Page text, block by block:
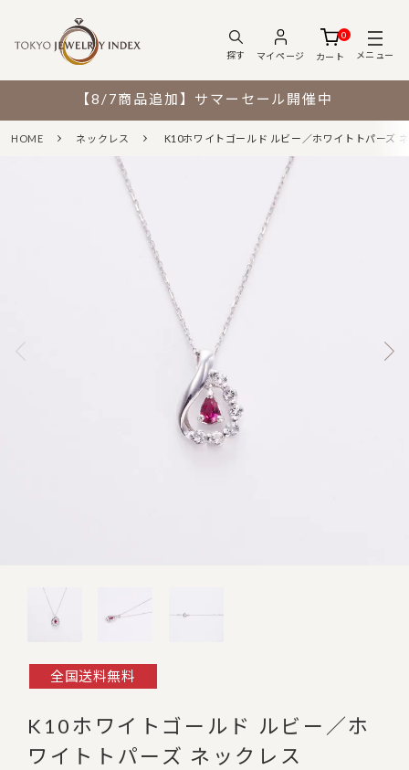
探す マイページ
0
カート
メニュー
【8/7商品追加】サマーセール開催中
HOME ネックレス K10ホワイトゴールド ルビー／ホワイトトパーズ
全国送料無料
K10ホワイトゴールド ルビー／ホ
ワイトトパーズ ネックレス